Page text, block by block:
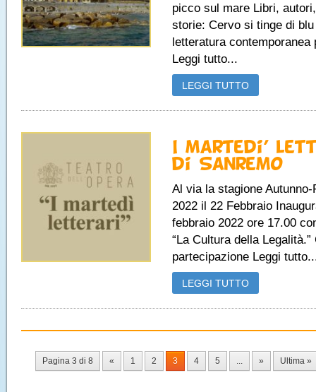
picco sul mare Libri, autori,
storie: Cervo si tinge di
letteratura contemporanea
Leggi tutto...
LEGGI TUTTO
I martedi’
di Sanremo
Al via la stagione
2022 il 22 Febbraio
febbraio 2022 ore 17.00
“La Cultura della Legalità.”
partecipazione Leggi
LEGGI TUTTO
Pagina 3 di 8 « 1 2 3 4 5 ... » Ultima »